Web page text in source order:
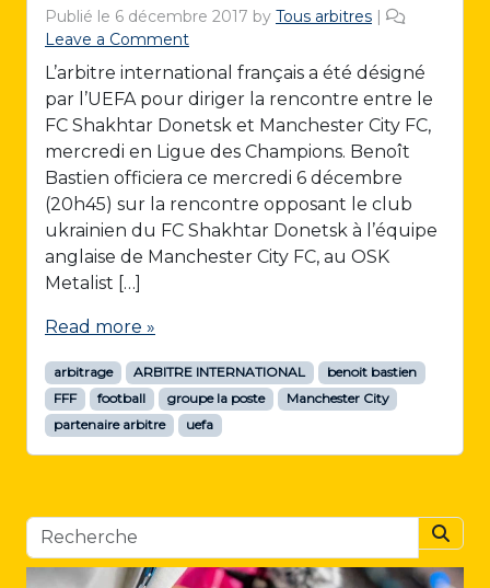
Publié le 6 décembre 2017 by Tous arbitres
Leave a Comment
L’arbitre international français a été désigné
par l’UEFA pour diriger la rencontre entre le
FC Shakhtar Donetsk et Manchester City FC,
mercredi en Ligue des Champions. Benoît
Bastien officiera ce mercredi 6 décembre
(20h45) sur la rencontre opposant le club
ukrainien du FC Shakhtar Donetsk à l’équipe
anglaise de Manchester City FC, au OSK
Metalist […]
Read more »
arbitrage ARBITRE INTERNATIONAL
benoit bastien
FFF
football groupe la poste
Manchester City
partenaire arbitre
uefa